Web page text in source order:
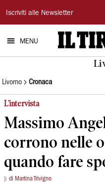
Il
Tirreno
Iscriviti alle Newsletter
MENU
Livorno Cronaca
L'intervista
Massimo
corrono nelle
quando fare
di Martina Trivigno